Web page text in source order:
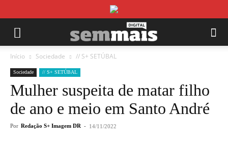
Início Sociedade // S+ SETÚBAL
Sociedade // S+ SETÚBAL
Mulher suspeita de matar filho
de ano e meio em Santo André
Por Redação S+ Imagem DR - 14/11/2022